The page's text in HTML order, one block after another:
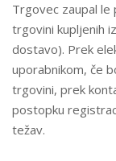
Trgovec zaupal
trgovini kupljenih
dostavo). Prek
uporabnikom, če
trgovini, prek
postopku
težav.